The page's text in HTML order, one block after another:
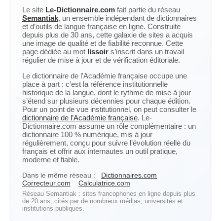
Le site Le-Dictionnaire.com fait partie du réseau
Semantiak, un ensemble indépendant de dictionnaires
et d’outils de langue française en ligne. Construite
depuis plus de 30 ans, cette galaxie de sites a acquis
une image de qualité et de fiabilité reconnue. Cette
page dédiée au mot lissoir s’inscrit dans un travail
régulier de mise à jour et de vérification éditoriale.
Le dictionnaire de l’Académie française occupe une
place à part : c’est la référence institutionnelle
historique de la langue, dont le rythme de mise à jour
s’étend sur plusieurs décennies pour chaque édition.
Pour un point de vue institutionnel, on peut consulter le
dictionnaire de l’Académie française. Le-
Dictionnaire.com assume un rôle complémentaire : un
dictionnaire 100 % numérique, mis à jour
régulièrement, conçu pour suivre l’évolution réelle du
français et offrir aux internautes un outil pratique,
moderne et fiable.
Dans le même réseau :
Dictionnaires.com
Correcteur.com
Calculatrice.com
Réseau Semantiak : sites francophones en ligne depuis plus
de 20 ans, cités par de nombreux médias, universités et
institutions publiques.